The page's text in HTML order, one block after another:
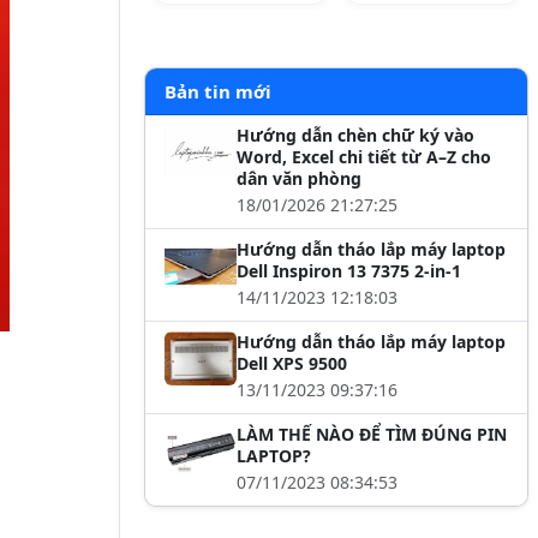
Bản tin mới
Hướng dẫn chèn chữ ký vào
Word, Excel chi tiết từ A–Z cho
dân văn phòng
18/01/2026 21:27:25
Hướng dẫn tháo lắp máy laptop
Dell Inspiron 13 7375 2-in-1
14/11/2023 12:18:03
Hướng dẫn tháo lắp máy laptop
Dell XPS 9500
13/11/2023 09:37:16
LÀM THẾ NÀO ĐỂ TÌM ĐÚNG PIN
LAPTOP?
07/11/2023 08:34:53